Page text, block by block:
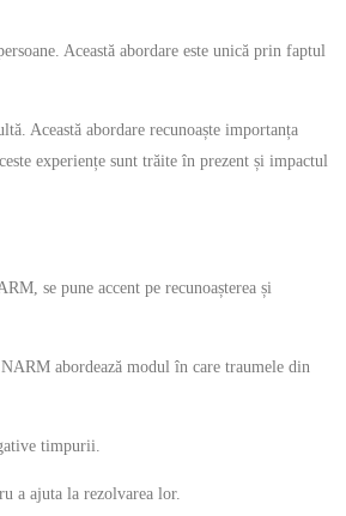
Această abordare este unică prin faptul
Această abordare recunoaște importanța
experiențe sunt trăite în prezent și impactul
se pune accent pe recunoașterea și
abordează modul în care traumele din
timpurii.
a ajuta la rezolvarea lor.